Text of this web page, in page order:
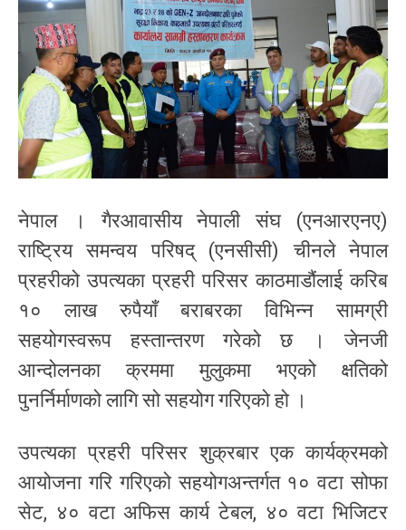
नेपाल । गैरआवासीय नेपाली संघ (एनआरएनए)
राष्ट्रिय समन्वय परिषद् (एनसीसी) चीनले नेपाल
प्रहरीको उपत्यका प्रहरी परिसर काठमाडौंलाई करिब
१० लाख रुपैयाँ बराबरका विभिन्न सामग्री
सहयोगस्वरूप हस्तान्तरण गरेको छ । जेनजी
आन्दोलनका क्रममा मुलुकमा भएको क्षतिको
पुनर्निर्माणको लागि सो सहयोग गरिएको हो ।
उपत्यका प्रहरी परिसर शुक्रबार एक कार्यक्रमको
आयोजना गरि गरिएको सहयोगअन्तर्गत १० वटा सोफा
सेट, ४० वटा अफिस कार्य टेबल, ४० वटा भिजिटर